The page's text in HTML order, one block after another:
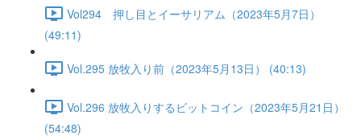
Vol294 押し目とイーサリアム（2023年5月7日）
(49:11)
Vol.295 放牧入り前（2023年5月13日） (40:13)
Vol.296 放牧入りするビットコイン（2023年5月21日）
(54:48)